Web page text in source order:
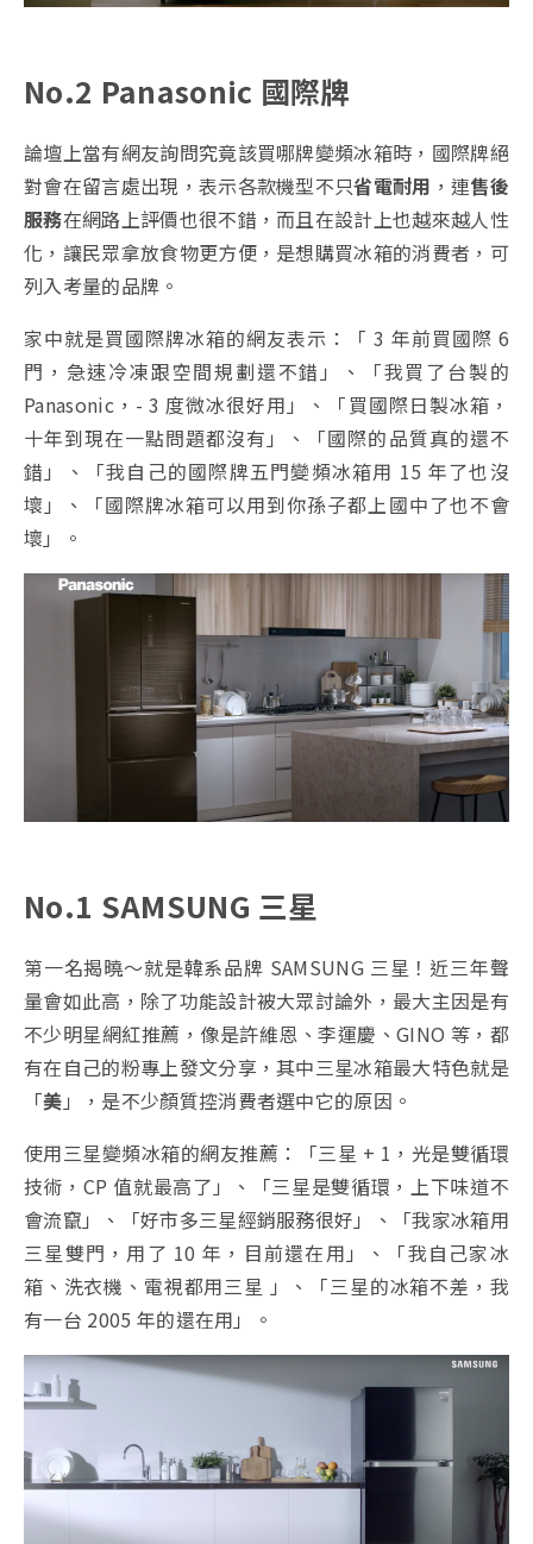
No.2 Panasonic 國際牌
論壇上當有網友詢問究竟該買哪牌變頻冰箱時，國際牌絕
對會在留言處出現，表示各款機型不只省電耐用 ，連售後
服務在網路上評價也很不錯，而且在設計上也越來越人性
化，讓民眾拿放食物更方便，是想購買冰箱的消費者，可
列入考量的品牌。
家中就是買國際牌冰箱的網友表示：「 3 年前買國際 6
門，急速冷凍跟空間規劃還不錯」、「我買了台製的
Panasonic，- 3 度微冰很好用」、「買國際日製冰箱，
十年到現在一點問題都沒有」、「國際的品質真的還不
錯」、「我自己的國際牌五門變頻冰箱用 15 年了也沒
壞」、「國際牌冰箱可以用到你孫子都上國中了也不會
壞」。
No.1 SAMSUNG 三星
第一名揭曉～就是韓系品牌 SAMSUNG 三星！近三年聲
量會如此高，除了功能設計被大眾討論外，最大主因是有
不少明星網紅推薦，像是許維恩、李運慶、GINO 等，都
有在自己的粉專上發文分享，其中三星冰箱最大特色就是
「美 」，是不少顏質控消費者選中它的原因。
使用三星變頻冰箱的網友推薦：「三星 + 1，光是雙循環
技術，CP 值就最高了」、「三星是雙循環，上下味道不
會流竄」、「好市多三星經銷服務很好」、「我家冰箱用
三星雙門，用了 10 年，目前還在用」、「我自己家冰
箱、洗衣機、電視都用三星 」、「三星的冰箱不差，我
有一台 2005 年的還在用」。